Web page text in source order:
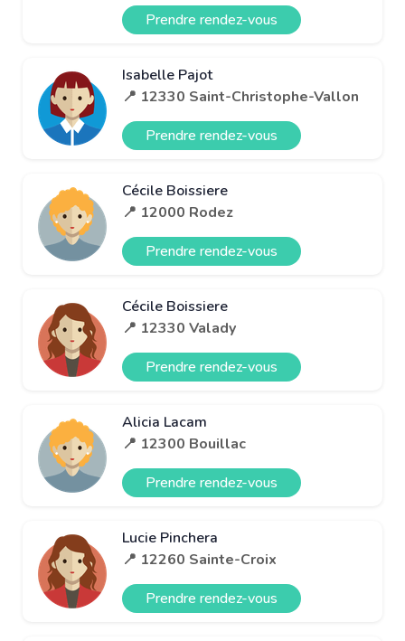
Prendre rendez-vous
Isabelle Pajot
📍 12330 Saint-Christophe-Vallon
Prendre rendez-vous
Cécile Boissiere
📍 12000 Rodez
Prendre rendez-vous
Cécile Boissiere
📍 12330 Valady
Prendre rendez-vous
Alicia Lacam
📍 12300 Bouillac
Prendre rendez-vous
Lucie Pinchera
📍 12260 Sainte-Croix
Prendre rendez-vous